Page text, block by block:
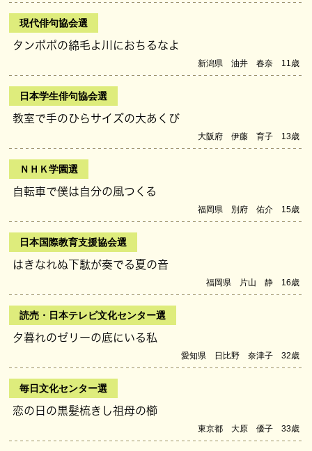
現代俳句協会選
タンポポの綿毛よ川におちるなよ
新潟県 油井 春奈 11歳
日本学生俳句協会選
教室で手のひらサイズの大あくび
大阪府 伊藤 育子 13歳
ＮＨＫ学園選
自転車で僕は自分の風つくる
福岡県 別府 佑介 15歳
日本国際教育支援協会選
はきなれぬ下駄が奏でる夏の音
福岡県 片山 静 16歳
読売・日本テレビ文化センター選
夕暮れのゼリーの底にいる私
愛知県 日比野 奈津子 32歳
毎日文化センター選
恋の日の黒髪梳きし祖母の櫛
東京都 大原 優子 33歳